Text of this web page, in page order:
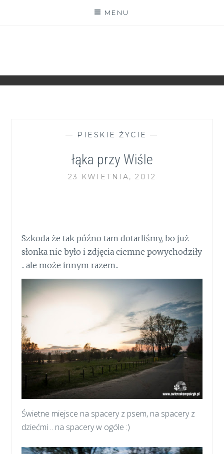
MENU
— PIESKIE ŻYCIE —
łąka przy Wiśle
23 KWIETNIA, 2012
Szkoda że tak późno tam dotarliśmy, bo już
słonka nie było i zdjęcia ciemne powychodziły
.. ale może innym razem..
Świetne miejsce na spacery z psem, na spacery z
dziećmi .. na spacery w ogóle :)